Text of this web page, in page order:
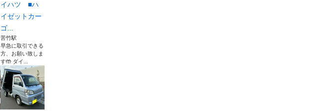
イハツ ■ハ
イゼットカー
ゴ...
苦竹駅
早急に取引できる
方、お願い致しま
す🤲 ダイ...